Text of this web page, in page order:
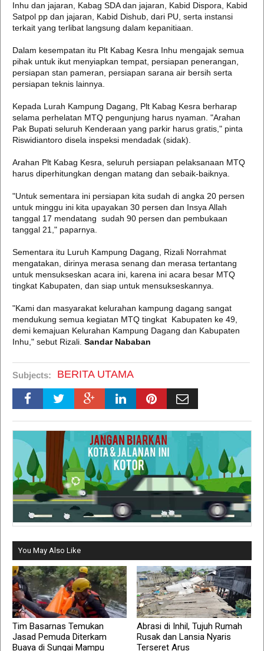
Inhu dan jajaran, Kabag SDA dan jajaran, Kabid Dispora, Kabid
Satpol pp dan jajaran, Kabid Dishub, dari PU, serta instansi
terkait yang terlibat langsung dalam kepanitiaan.
Dalam kesempatan itu Plt Kabag Kesra Inhu mengajak semua
pihak untuk ikut menyiapkan tempat, persiapan penerangan,
persiapan stan pameran, persiapan sarana air bersih serta
persiapan teknis lainnya.
Kepada Lurah Kampung Dagang, Plt Kabag Kesra berharap
selama perhelatan MTQ pengunjung harus nyaman. "Arahan
Pak Bupati seluruh Kenderaan yang parkir harus gratis," pinta
Riswidiantoro disela inspeksi mendadak (sidak).
Arahan Plt Kabag Kesra, seluruh persiapan pelaksanaan MTQ
harus diperhitungkan dengan matang dan sebaik-baiknya.
"Untuk sementara ini persiapan kita sudah di angka 20 persen
untuk minggu ini kita upayakan 30 persen dan Insya Allah
tanggal 17 mendatang sudah 90 persen dan pembukaan
tanggal 21," paparnya.
Sementara itu Luruh Kampung Dagang, Rizali Norrahmat
mengatakan, dirinya merasa senang dan merasa tertantang
untuk mensukseskan acara ini, karena ini acara besar MTQ
tingkat Kabupaten, dan siap untuk mensukseskannya.
"Kami dan masyarakat kelurahan kampung dagang sangat
mendukung semua kegiatan MTQ tingkat Kabupaten ke 49,
demi kemajuan Kelurahan Kampung Dagang dan Kabupaten
Inhu," sebut Rizali. Sandar Nababan
Subjects: BERITA UTAMA
You May Also Like
Tim Basarnas Temukan
Jasad Pemuda Diterkam
Buaya di Sungai Mampu
Abrasi di Inhil, Tujuh Rumah
Rusak dan Lansia Nyaris
Terseret Arus